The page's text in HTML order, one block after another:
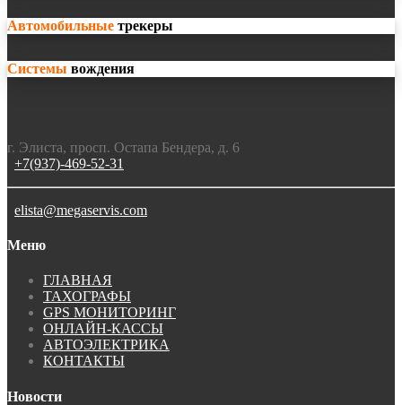
Автомобильные трекеры
Системы вождения
г. Элиста, просп. Остапа Бендера, д. 6
+7(937)-469-52-31
elista@megaservis.com
Меню
ГЛАВНАЯ
ТАХОГРАФЫ
GPS МОНИТОРИНГ
ОНЛАЙН-КАССЫ
АВТОЭЛЕКТРИКА
КОНТАКТЫ
Новости